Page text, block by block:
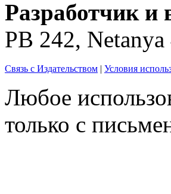
Разработчик
PB 242,
Связь с Издательством | Условия
Любое
только с